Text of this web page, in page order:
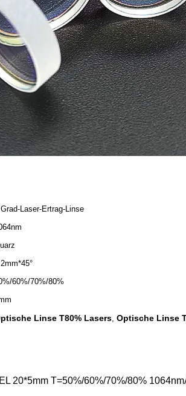
Laser-Ertrag-Linse
60%/70%/80%
Linse T80% Lasers, Optische Linse
20*5mm T=50%/60%/70%/80%